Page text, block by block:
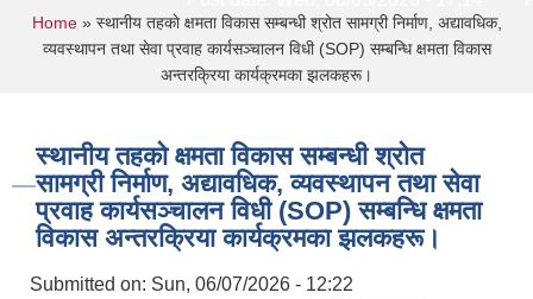
You are here
Home» स्थानीय तहकाे क्षमता विकास सम्बन्धी श्रोत सामग्री निर्माण, अद्यावधिक,
व्यवस्थापन तथा सेवा प्रवाह कार्यसञ्चालन विधी (SOP) सम्बन्धि क्षमता विकास
अन्तरक्रिया कार्यक्रमका झलकहरू।
स्थानीय तहकाे क्षमता विकास सम्बन्धी श्रोत
सामग्री निर्माण, अद्यावधिक, व्यवस्थापन तथा सेवा
प्रवाह कार्यसञ्चालन विधी (SOP) सम्बन्धि क्षमता
विकास अन्तरक्रिया कार्यक्रमका झलकहरू।
Submitted on: Sun, 06/07/2026 - 12:22